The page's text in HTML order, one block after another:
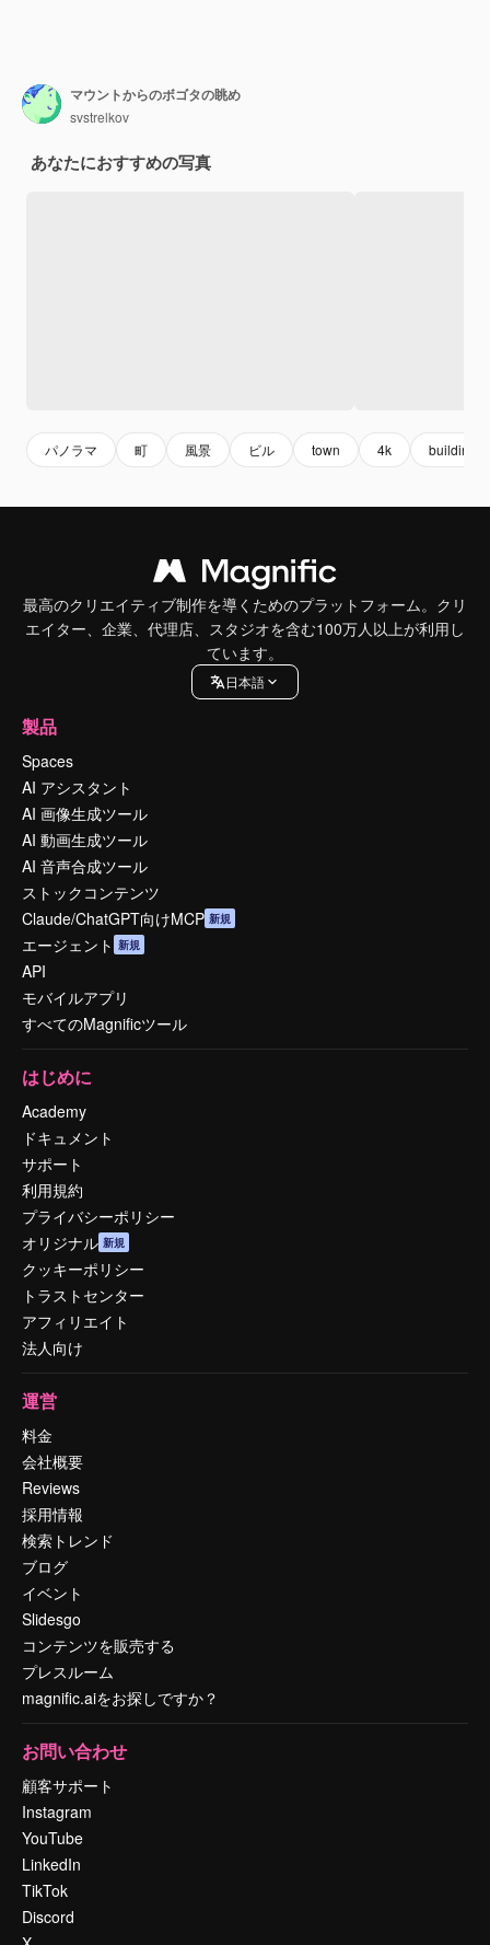
マウントからのボゴタの眺め
svstrelkov
あなたにおすすめの写真
パノラマ 町 風景 ビル town 4k building
最高のクリエイティブ制作を導くためのプラットフォーム。クリ
エイター、企業、代理店、スタジオを含む100万人以上が利用し
ています。
日本語
製品
Spaces
AI アシスタント
AI 画像生成ツール
AI 動画生成ツール
AI 音声合成ツール
ストックコンテンツ
Claude/ChatGPT向けMCP 新規
エージェント 新規
API
モバイルアプリ
すべてのMagnificツール
はじめに
Academy
ドキュメント
サポート
利用規約
プライバシーポリシー
オリジナル 新規
クッキーポリシー
トラストセンター
アフィリエイト
法人向け
運営
料金
会社概要
Reviews
採用情報
検索トレンド
ブログ
イベント
Slidesgo
コンテンツを販売する
プレスルーム
magnific.aiをお探しですか？
お問い合わせ
顧客サポート
Instagram
YouTube
LinkedIn
TikTok
Discord